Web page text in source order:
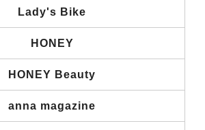
Lady's Bike
HONEY
HONEY Beauty
anna magazine